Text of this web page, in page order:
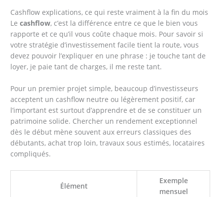
Cashflow explications, ce qui reste vraiment à la fin du mois
Lecashflow, c’est la différence entre ce que le bien vous
rapporte et ce qu’il vous coûte chaque mois. Pour savoir si
votre stratégie d’investissement facile tient la route, vous
devez pouvoir l’expliquer en une phrase : je touche tant de
loyer, je paie tant de charges, il me reste tant.
Pour un premier projet simple, beaucoup d’investisseurs
acceptent un cashflow neutre ou légèrement positif, car
l’important est surtout d’apprendre et de se constituer un
patrimoine solide. Chercher un rendement exceptionnel
dès le début mène souvent aux erreurs classiques des
débutants, achat trop loin, travaux sous estimés, locataires
compliqués.
Élément
Exemple
mensuel